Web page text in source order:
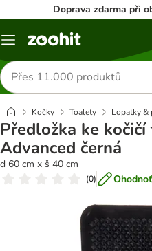
Doprava zdarma při
Menu
Hledat
produkty
Kočky Toalety Lopatky &
Předložka ke
Advanced černá
d 60 cm x š 40 cm
(0)